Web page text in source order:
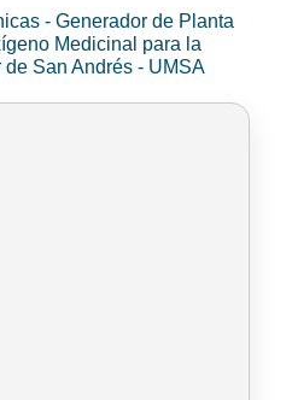
- Generador de Planta
Medicinal para la
San Andrés - UMSA